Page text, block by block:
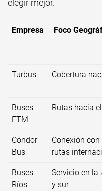
elegir mejor.
Empresa Foco
Turbus Cobertura
Buses
ETM
Rutas hacia
Cóndor
Bus
Conexión
rutas
Buses
Ríos
Servicio en la
y sur